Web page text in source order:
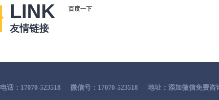
LINK
友情链接
百度一下
电话：17070-523518 微信号：17070-523518 地址：添加微信免费